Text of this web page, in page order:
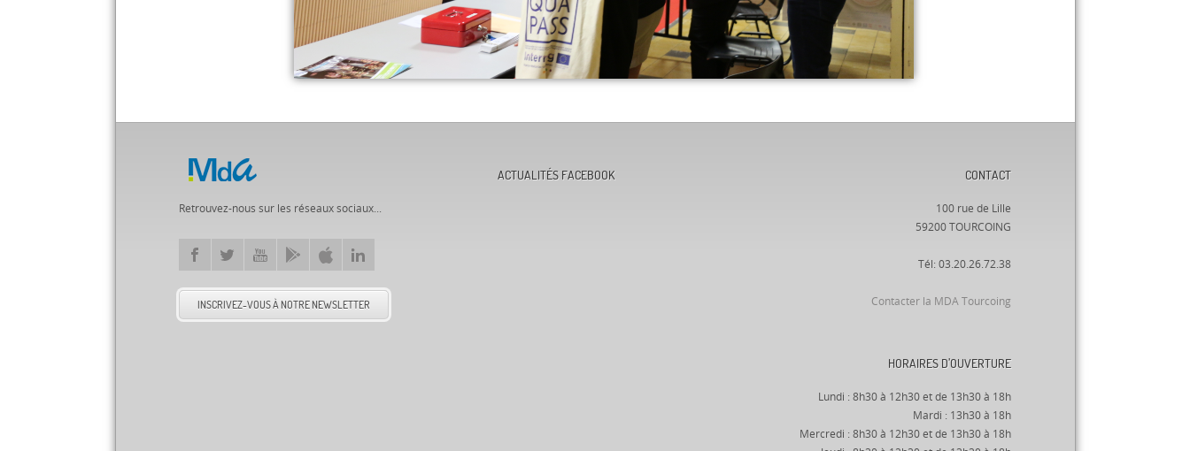
Retrouvez-nous sur les réseaux sociaux...
INSCRIVEZ-VOUS À NOTRE NEWSLETTER
ACTUALITÉS FACEBOOK CONTACT
100 rue de Lille
59200 TOURCOING
Tél: 03.20.26.72.38
Contacter la MDA Tourcoing
HORAIRES D’OUVERTURE
Lundi : 8h30 à 12h30 et de 13h30 à 18h
Mardi : 13h30 à 18h
Mercredi : 8h30 à 12h30 et de 13h30 à 18h